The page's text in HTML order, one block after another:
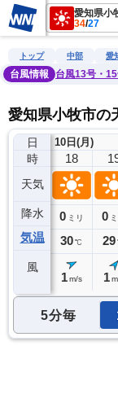
愛知県小
34/27
雨雲レーダー 台風
トップ 中部 愛
台風情報
台風13号・
愛知県小牧市の
日
時
天気
降水
気温
風
10日(月)
17
0ミリ
32℃
18
0 ミリ
30℃
1 m/s
0
29
1
5分毎